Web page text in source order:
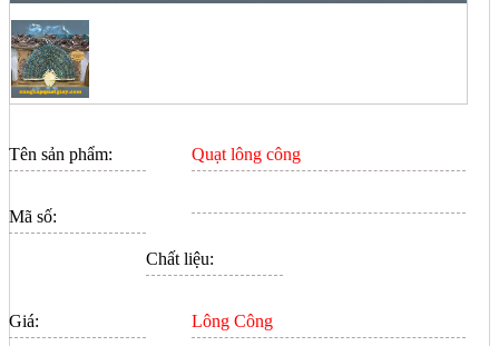
Tên sản phẩm: Quạt lông công
Mã số:
Chất liệu:
Lông Công
Giá: